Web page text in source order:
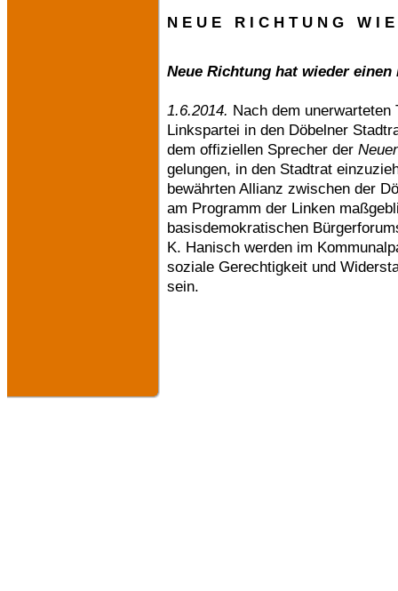
N E U E R I C H T U N G W I
Neue Richtung hat wieder
1.6.2014. Nach dem
Linkspartei in den Döbelner
dem offiziellen Sprecher der
gelungen, in den Stadtrat
bewährten Allianz zwischen der
am Programm der Linken
basisdemokratischen
K. Hanisch werden im
soziale Gerechtigkeit und
sein.